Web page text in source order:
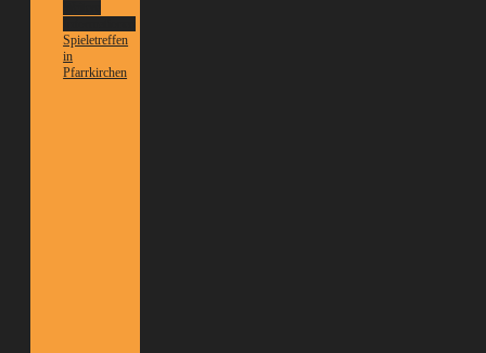
Spieletreffen
in
Pfarrkirchen